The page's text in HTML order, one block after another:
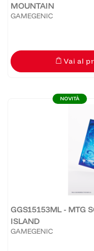
MOUNTAIN
GAMEGENIC
Vai al
NOVITÀ
GGS15153ML - MTG
ISLAND
GAMEGENIC